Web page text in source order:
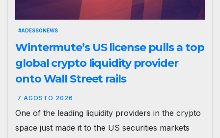
#ADESSONEWS
Wintermute’s US license pulls a top
global crypto liquidity provider
onto Wall Street rails
7 AGOSTO 2026
One of the leading liquidity providers in the crypto
space just made it to the US securities markets